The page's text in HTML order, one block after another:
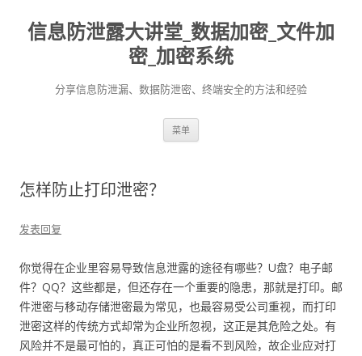
信息防泄露大讲堂_数据加密_文件加
密_加密系统
分享信息防泄漏、数据防泄密、终端安全的方法和经验
菜单
怎样防止打印泄密？
发表回复
你觉得在企业里容易导致信息泄露的途径有哪些？U盘？电子邮
件？QQ？这些都是，但还存在一个重要的隐患，那就是打印。邮
件泄密与移动存储泄密最为常见，也最容易受公司重视，而打印
泄密这样的传统方式却常为企业所忽视，这正是其危险之处。有
风险并不是最可怕的，真正可怕的是看不到风险，故企业应对打